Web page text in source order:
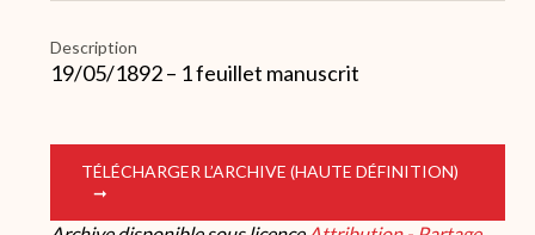
Description
19/05/1892 – 1 feuillet manuscrit
TÉLÉCHARGER L’ARCHIVE (HAUTE DÉFINITION)